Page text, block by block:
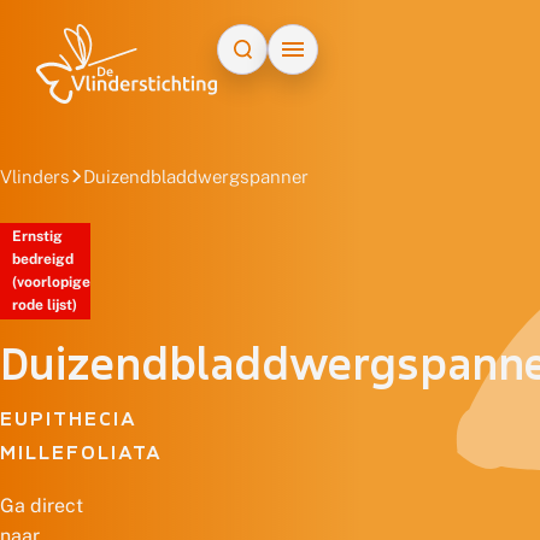
Vlinders Duizendbladdwergspanner
Ernstig
bedreigd
(voorlopige
rode lijst)
EUPITHECIA
MILLEFOLIATA
Ga direct
naar